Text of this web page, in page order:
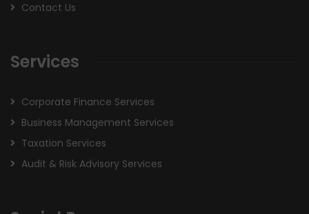
Contact Us
Services
Corporate Finance Services
Business Management Services
Taxation Services
Audit & Risk Advisory Services